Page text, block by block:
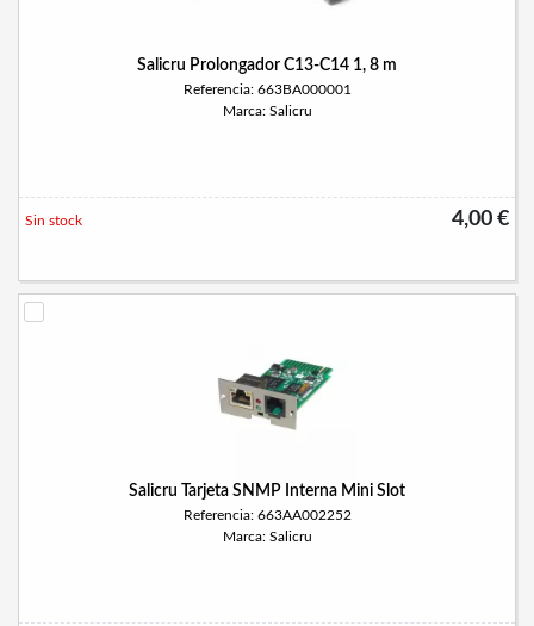
Salicru Prolongador C13-C14 1, 8 m
Referencia: 663BA000001
Marca: Salicru
4,00 €
Sin stock
Salicru Tarjeta SNMP Interna Mini Slot
Referencia: 663AA002252
Marca: Salicru